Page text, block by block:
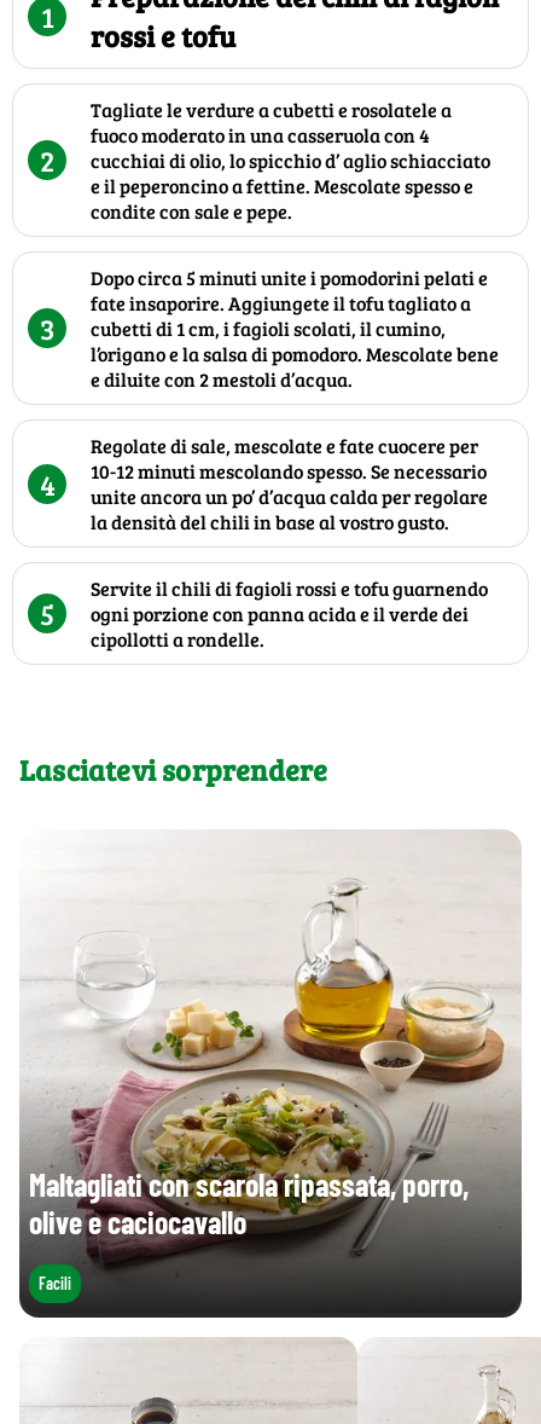
1
rossi e tofu
2
Tagliate le verdure a cubetti e rosolatele a
fuoco moderato in una casseruola con 4
cucchiai di olio, lo spicchio d’ aglio schiacciato
e il peperoncino a fettine. Mescolate spesso e
condite con sale e pepe.
3
Dopo circa 5 minuti unite i pomodorini pelati e
fate insaporire. Aggiungete il tofu tagliato a
cubetti di 1 cm, i fagioli scolati, il cumino,
l’origano e la salsa di pomodoro. Mescolate bene
e diluite con 2 mestoli d’acqua.
4
Regolate di sale, mescolate e fate cuocere per
10-12 minuti mescolando spesso. Se necessario
unite ancora un po’ d’acqua calda per regolare
la densità del chili in base al vostro gusto.
5
Servite il chili di fagioli rossi e tofu guarnendo
ogni porzione con panna acida e il verde dei
cipollotti a rondelle.
Lasciatevi sorprendere
Maltagliati con scarola ripassata, porro,
olive e caciocavallo
Facili